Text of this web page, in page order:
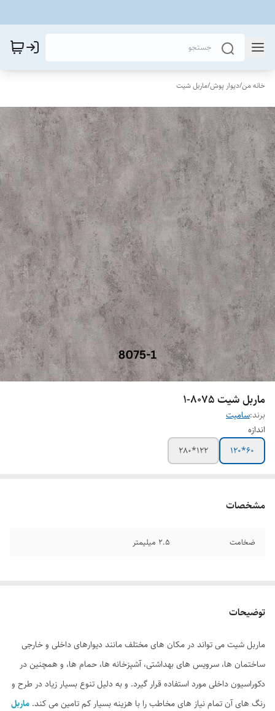
خانه من/دیوار پوش/ماربل شیت
ماربل شیت 8075-1
برند:سامیت
اندازه
60*120
122*280
مشخصات
ضخامت 2.5 میلیمتر
توضیحات
ماربل شیت می تواند در مکان های مختلف مانند دیوارهای داخلی و خارجی
ساختمان ها، سرویس های بهداشتی، آشپزخانه ها، حمام ها، و همچنین در
دکوراسیون داخلی مورد استفاده قرار گیرد. و به دلیل تنوع بسیار زیاد در طرح و
رنگ های آن تمام نیاز های مخاطب را با هزینه بسیار کم تامین می کند. ماربل